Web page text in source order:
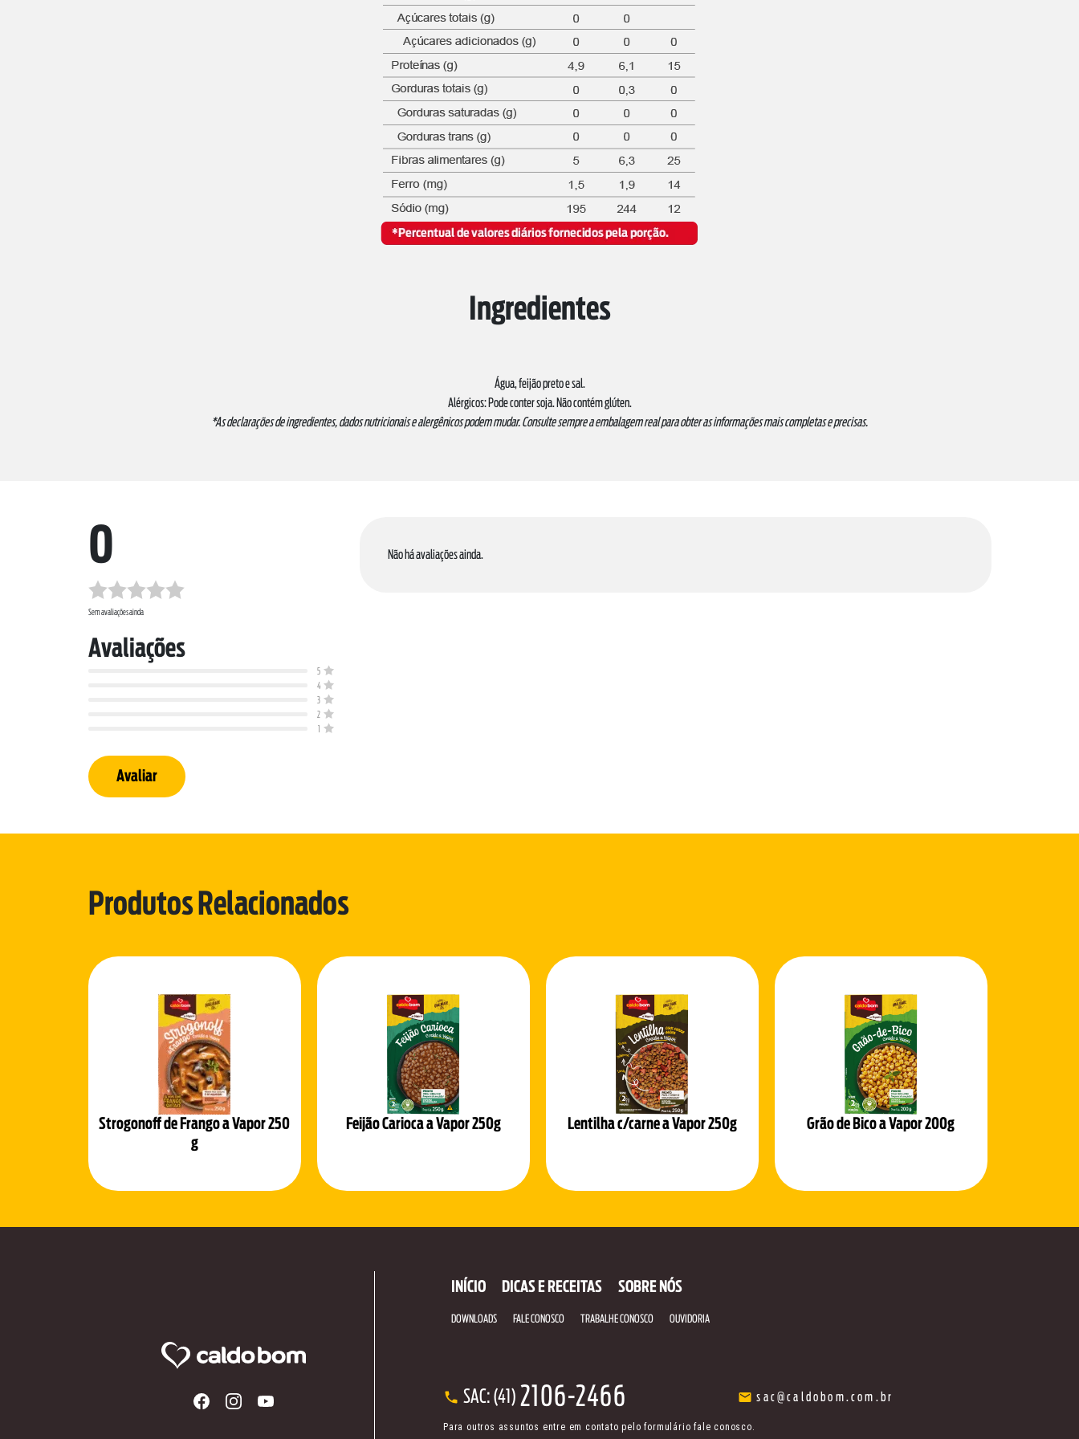
Ingredientes
Água, feijão preto e sal.
Alérgicos: Pode conter soja. Não contém glúten.
*As declarações de ingredientes, dados nutricionais e alergênicos podem mudar. Consulte sempre a embalagem real para obter as informações mais completas e precisas.
0
Sem avaliações ainda
Avaliações
5
4
3
2
1
Avaliar
Não há avaliações ainda.
Produtos Relacionados
Strogonoff de Frango a Vapor 250
g
Feijão Carioca a Vapor 250g Lentilha c/carne a Vapor 250g Grão de Bico a Vapor 200g
INÍCIO DICAS E RECEITAS SOBRE NÓS
DOWNLOADS FALE CONOSCO TRABALHE CONOSCO OUVIDORIA
SAC: (41) 2106-2466 sac@caldobom.com.br
Para outros assuntos entre em contato pelo formulário fale conosco.